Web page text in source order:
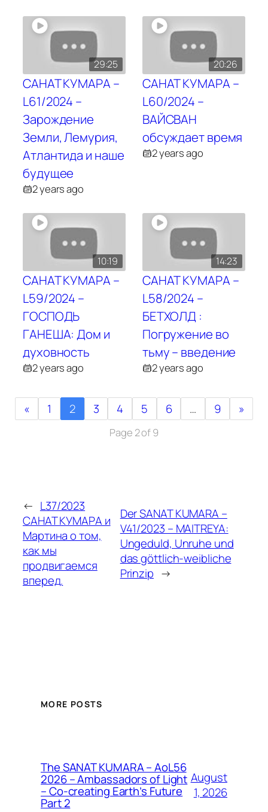
29:25
САНАТ КУМАРА –
L61/2024 –
Зарождение
Земли, Лемурия,
Атлантида и наше
будущее
2 years ago
20:26
САНАТ КУМАРА –
L60/2024 –
ВАЙСВАН
обсуждает время
2 years ago
10:19
CАНАТ КУМАРА –
L59/2024 –
ГОСПОДЬ
ГАНЕША: Дом и
духовность
2 years ago
14:23
САНАТ КУМАРА –
L58/2024 –
БЕТХОЛД :
Погружение во
тьму – введение
2 years ago
« 1 2 3 4 5 6 … 9 »
Page 2 of 9
← L37/2023
САНАТ КУМАРА и
Мартина о том,
как мы
продвигаемся
вперед.
Der SANAT KUMARA –
V41/2023 – MAITREYA:
Ungeduld, Unruhe und
das göttlich-weibliche
Prinzip →
MORE POSTS
The SANAT KUMARA – AoL56
2026 – Ambassadors of Light
– Co-creating Earth’s Future
Part 2
August
1, 2026